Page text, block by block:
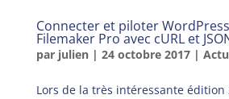
Connecter et piloter
Filemaker Pro avec cURL et
par julien| 24 octobre 2017|
Lors de la très intéressante édition